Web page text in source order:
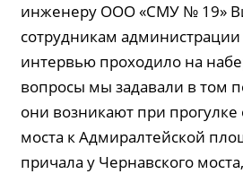
инженеру ООО «СМУ № 19»
сотрудникам
интервью проходило на
вопросы мы задавали в том
они возникают при прогулке
моста к Адмиралтейской
причала у Чернавского